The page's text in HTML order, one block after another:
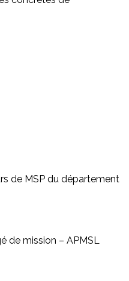
de MSP du département
de mission – APMSL